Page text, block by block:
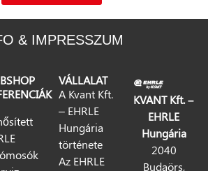
& IMPRESSZUM
VÁLLALAT
A Kvant Kft.
– EHRLE
Hungária
története
Az EHRLE
KVANT Kft. –
EHRLE
Hungária
2040
Budaörs,